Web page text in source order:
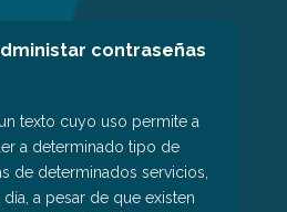
contraseñas
texto cuyo uso permite a
a determinado tipo de
de determinados servicios,
a pesar de que existen